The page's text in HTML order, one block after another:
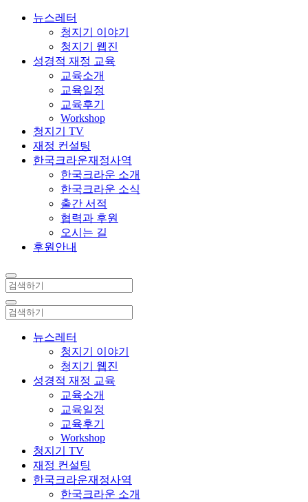
뉴스레터
청지기 이야기
청지기 웹진
성경적 재정 교육
교육소개
교육일정
교육후기
Workshop
청지기 TV
재정 컨설팅
한국크라운재정사역
한국크라운 소개
한국크라운 소식
출간 서적
협력과 후원
오시는 길
후원안내
뉴스레터
청지기 이야기
청지기 웹진
성경적 재정 교육
교육소개
교육일정
교육후기
Workshop
청지기 TV
재정 컨설팅
한국크라운재정사역
한국크라운 소개